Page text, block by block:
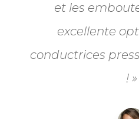
et les
excellente
conductrices
! »